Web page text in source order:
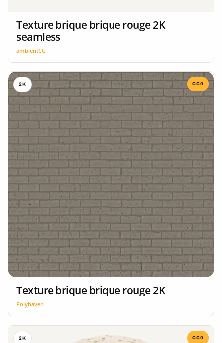
Texture brique brique rouge 2K
seamless
ambientCG
2K CC0
Texture brique brique rouge 2K
Polyhaven
2K CC0